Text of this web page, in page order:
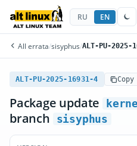
RU EN
All errata/sisyphus/ALT-PU-2025-
ALT-PU-2025-16931-4 Copy
Package update
branch
sisyphus